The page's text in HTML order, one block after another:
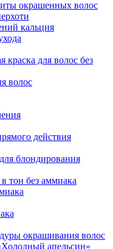
окрашенных волос
кальция
для волос без
волос
действия
блондирования
тон без аммиака
окрашивания волос
апельсин»